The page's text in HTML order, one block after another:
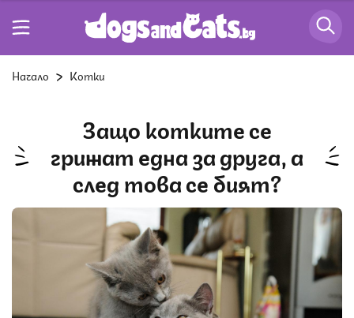
Начало Котки
Защо котките се
грижат една за друга, а
след това се бият?